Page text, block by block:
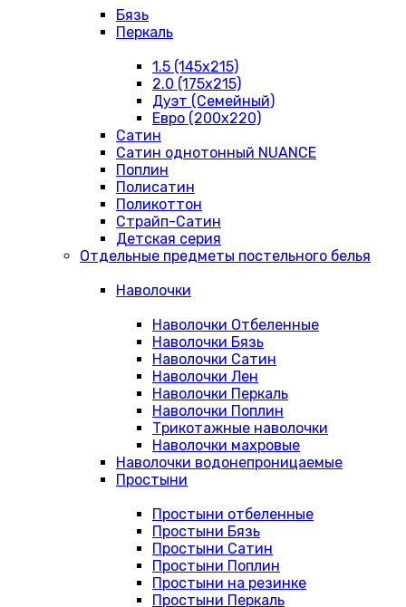
Бязь
Перкаль
1.5 (145х215)
2.0 (175х215)
Дуэт (Семейный)
Евро (200х220)
Сатин
Сатин однотонный NUANCE
Поплин
Полисатин
Поликоттон
Страйп-Сатин
Детская серия
Отдельные предметы постельного белья
Наволочки
Наволочки Отбеленные
Наволочки Бязь
Наволочки Сатин
Наволочки Лен
Наволочки Перкаль
Наволочки Поплин
Трикотажные наволочки
Наволочки махровые
Наволочки водонепроницаемые
Простыни
Простыни отбеленные
Простыни Бязь
Простыни Сатин
Простыни Поплин
Простыни на резинке
Простыни Перкаль